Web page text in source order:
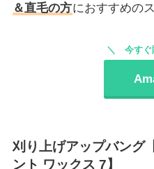
＆直毛の方におすすめの
今すぐ
刈り上げアップバング
ント ワックス 7】